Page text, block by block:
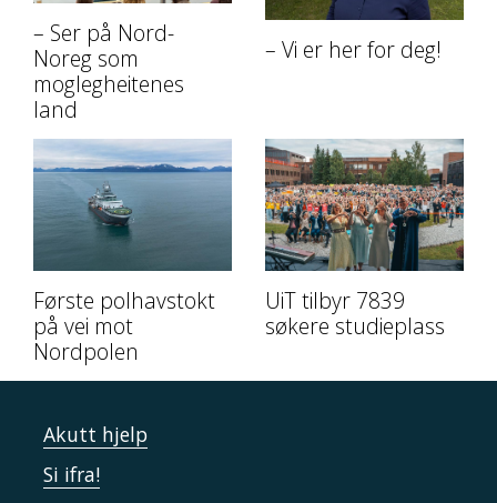
– Ser på Nord-
Noreg som
moglegheitenes
land
– Vi er her for deg!
Første polhavstokt
på vei mot
Nordpolen
UiT tilbyr 7839
søkere studieplass
Akutt hjelp
Si ifra!